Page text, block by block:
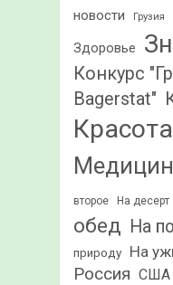
новости
Грузия
Здоровье
Конкурс
Bagerstat"
Красота
второе На десерт
обед На
природу
На
Россия США